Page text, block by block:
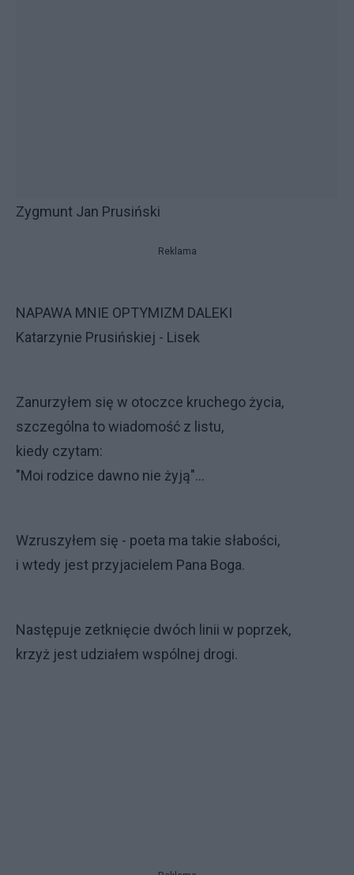
Zygmunt Jan Prusiński
Reklama
NAPAWA MNIE OPTYMIZM DALEKI
Katarzynie Prusińskiej - Lisek
Zanurzyłem się w otoczce kruchego życia,
szczególna to wiadomość z listu,
kiedy czytam:
"Moi rodzice dawno nie żyją"...
Wzruszyłem się - poeta ma takie słabości,
i wtedy jest przyjacielem Pana Boga.
Następuje zetknięcie dwóch linii w poprzek,
krzyż jest udziałem wspólnej drogi.